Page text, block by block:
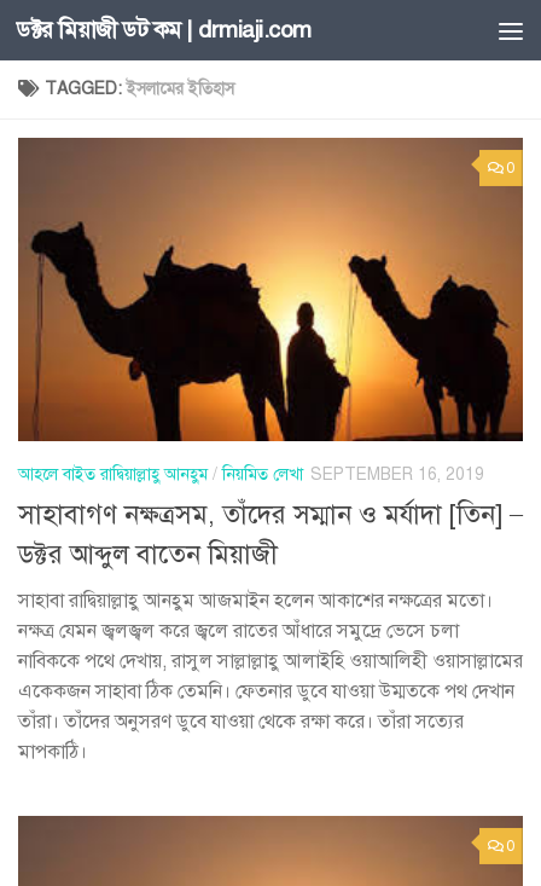
Skip to content
ডক্টর মিয়াজী ডট কম | drmiaji.com
TAGGED:ইসলামের ইতিহাস
0
আহলে বাইত রাদ্বিয়াল্লাহু আনহুম/নিয়মিত লেখা SEPTEMBER 16, 2019
সাহাবাগণ নক্ষত্রসম, তাঁদের সম্মান ও মর্যাদা [তিন] –
ডক্টর আব্দুল বাতেন মিয়াজী
সাহাবা রাদ্বিয়াল্লাহু আনহুম আজমাইন হলেন আকাশের নক্ষত্রের মতো।
নক্ষত্র যেমন জ্বলজ্বল করে জ্বলে রাতের আঁধারে সমুদ্রে ভেসে চলা
নাবিককে পথে দেখায়, রাসুল সাল্লাল্লাহু আলাইহি ওয়াআলিহী ওয়াসাল্লামের
একেকজন সাহাবা ঠিক তেমনি। ফেতনার ডুবে যাওয়া উম্মতকে পথ দেখান
তাঁরা। তাঁদের অনুসরণ ডুবে যাওয়া থেকে রক্ষা করে। তাঁরা সত্যের
মাপকাঠি।
0